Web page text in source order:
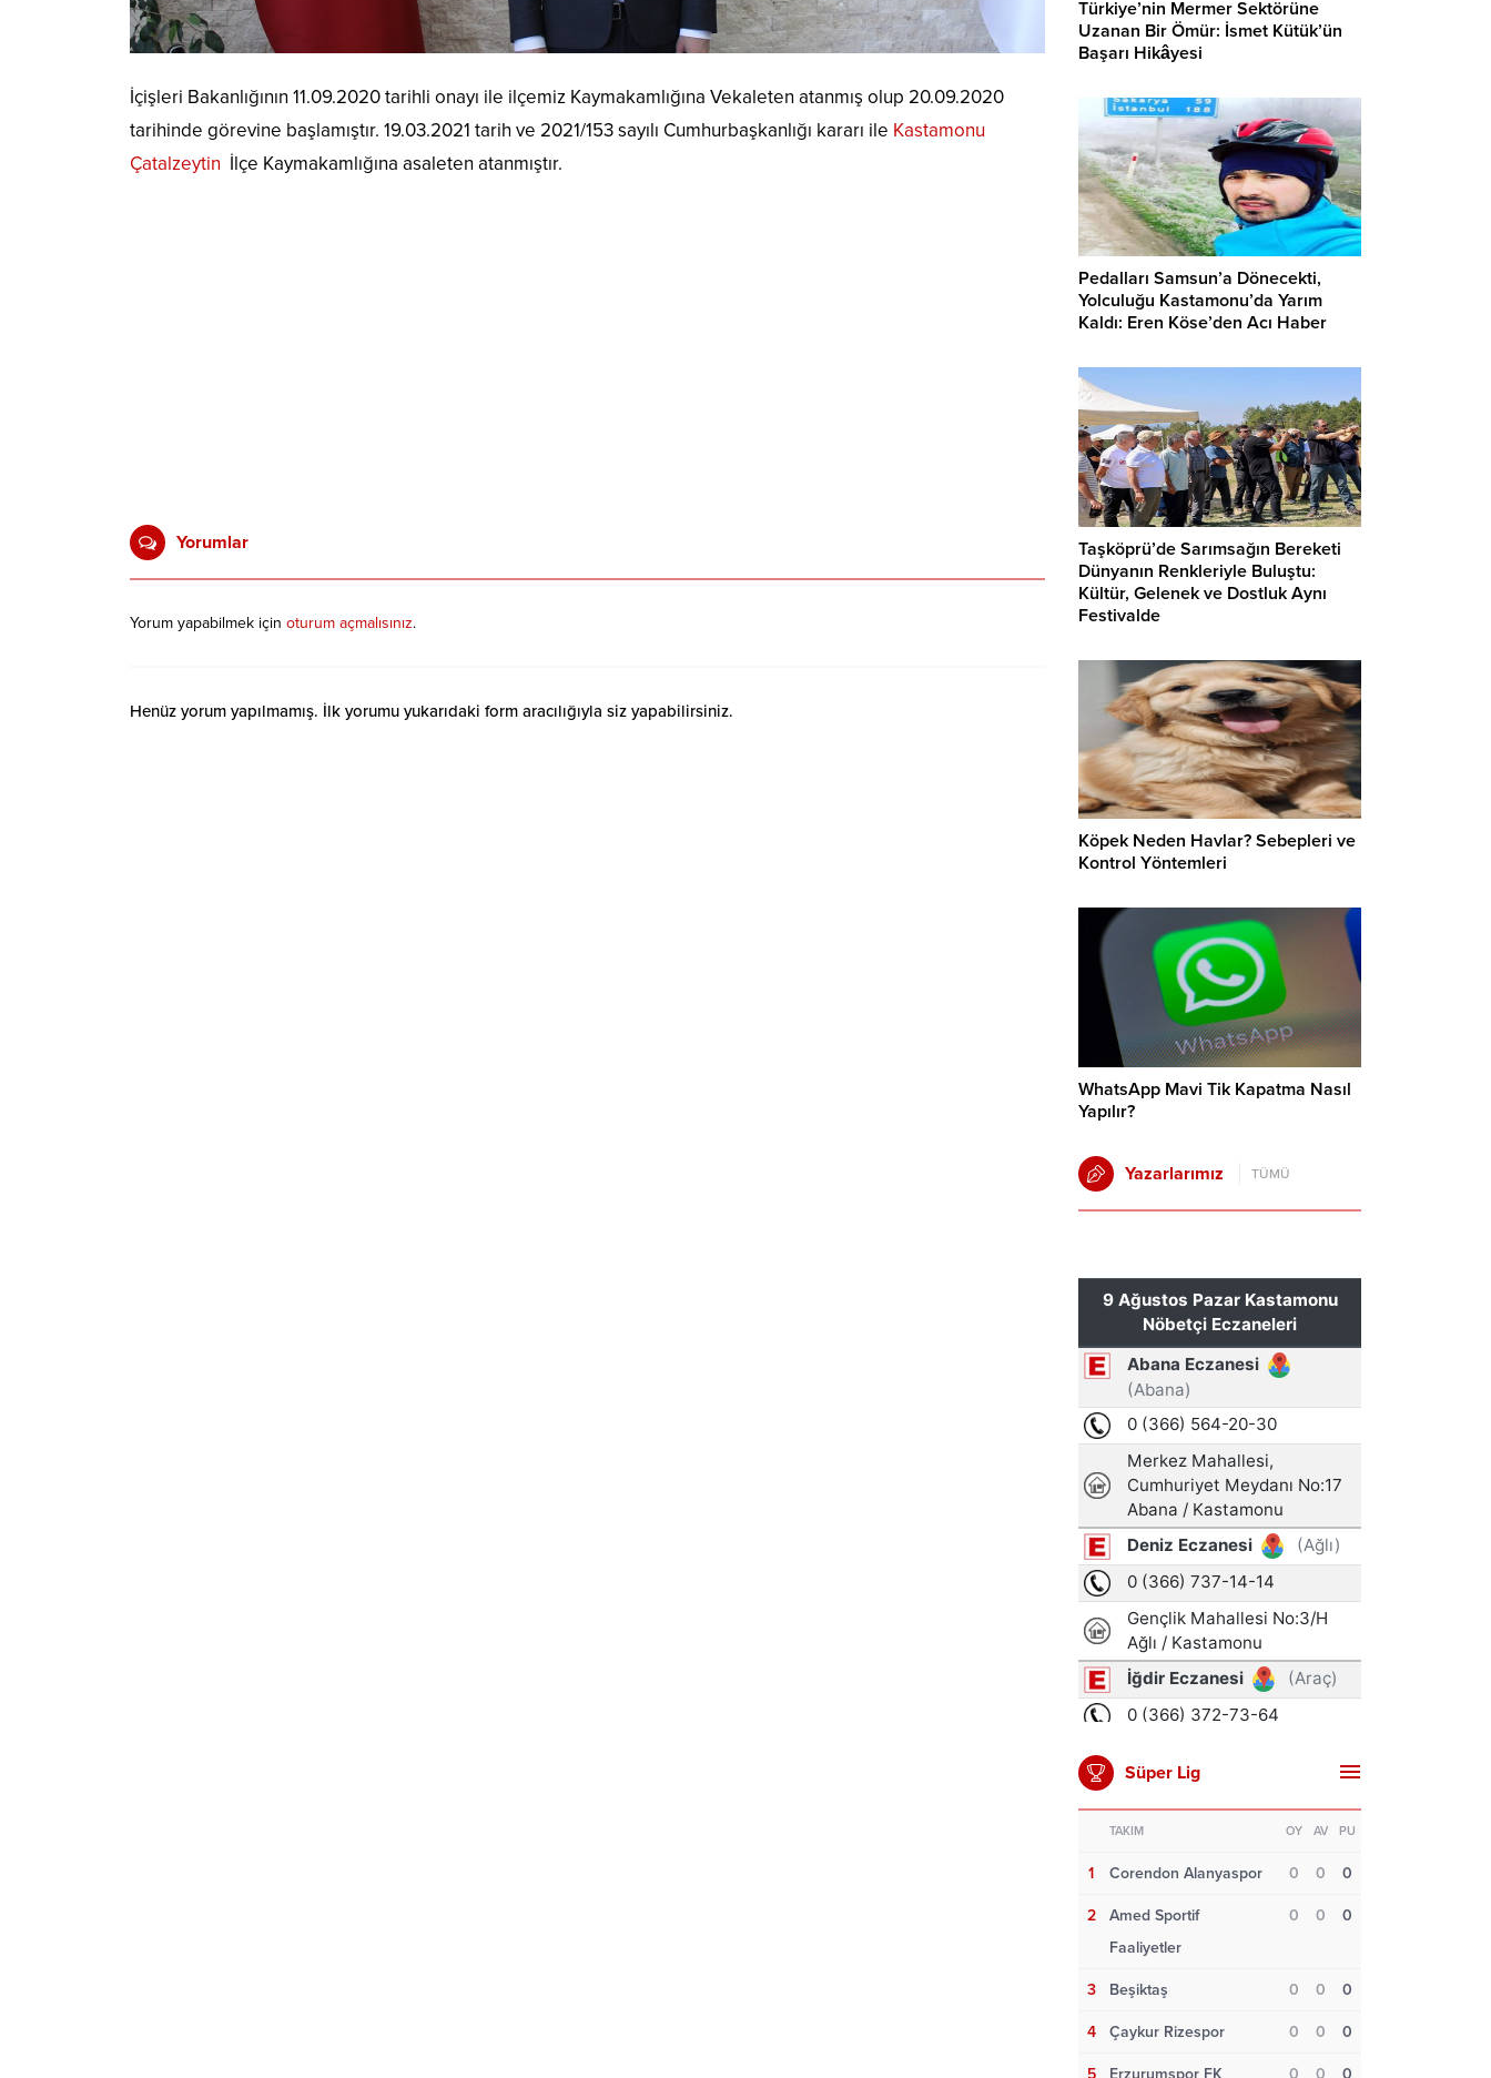
İçişleri Bakanlığının 11.09.2020 tarihli onayı ile ilçemiz Kaymakamlığına Vekaleten atanmış olup 20.09.2020
tarihinde görevine başlamıştır. 19.03.2021 tarih ve 2021/153 sayılı Cumhurbaşkanlığı kararı ile Kastamonu
Çatalzeytin İlçe Kaymakamlığına asaleten atanmıştır.
Yorumlar
Yorum yapabilmek için oturum açmalısınız.
Henüz yorum yapılmamış. İlk yorumu yukarıdaki form aracılığıyla siz yapabilirsiniz.
Türkiye’nin Mermer Sektörüne
Uzanan Bir Ömür: İsmet Kütük’ün
Başarı Hikâyesi
Pedalları Samsun’a Dönecekti,
Yolculuğu Kastamonu’da Yarım
Kaldı: Eren Köse’den Acı Haber
Taşköprü’de Sarımsağın Bereketi
Dünyanın Renkleriyle Buluştu:
Kültür, Gelenek ve Dostluk Aynı
Festivalde
Köpek Neden Havlar? Sebepleri ve
Kontrol Yöntemleri
WhatsApp Mavi Tik Kapatma Nasıl
Yapılır?
Yazarlarımız TÜMÜ
Süper Lig
TAKIM OY AV PU
1 Corendon Alanyaspor 0 0 0
2
Amed Sportif
Faaliyetler
0 0 0
3 Beşiktaş 0 0 0
4 Çaykur Rizespor 0 0 0
5 Erzurumspor FK 0 0 0